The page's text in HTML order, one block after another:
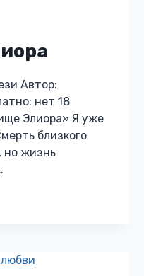
Автор:
нет 18
Элиора» Я уже
близкого
но жизнь